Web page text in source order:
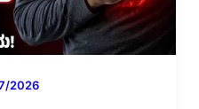
2026